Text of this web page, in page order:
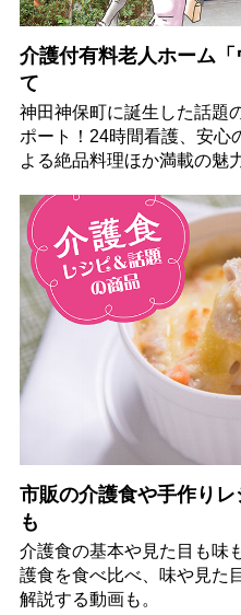
介護付有料老人ホーム
て
神田神保町に誕生した話題
ポート！24時間看護、安心
よる絶品料理ほか満載の魅
市販の介護食や手作り
も
介護食の基本や見た目も味
護食を食べ比べ、味や見た
解説する動画も。